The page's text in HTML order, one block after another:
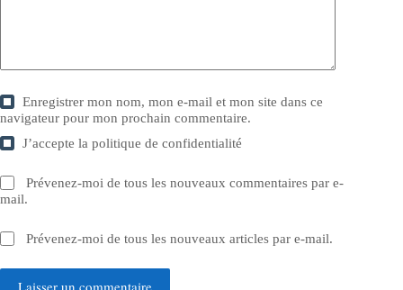
Enregistrer mon nom, mon e-mail et mon site dans ce
navigateur pour mon prochain commentaire.
J’accepte lapolitique de confidentialité
Prévenez-moi de tous les nouveaux commentaires par e-
mail.
Prévenez-moi de tous les nouveaux articles par e-mail.
Laisser un commentaire